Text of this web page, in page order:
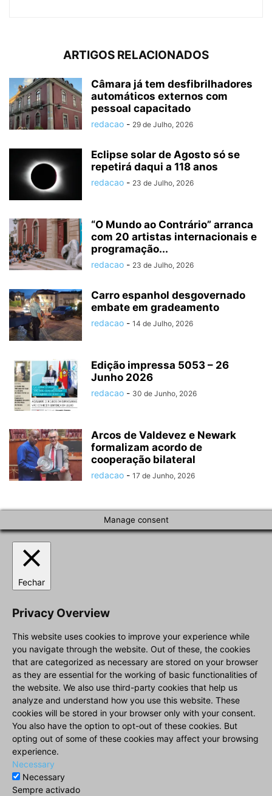
ARTIGOS RELACIONADOS
Câmara já tem desfibrilhadores
automáticos externos com
pessoal capacitado
redacao - 29 de Julho, 2026
Eclipse solar de Agosto só se
repetirá daqui a 118 anos
redacao - 23 de Julho, 2026
“O Mundo ao Contrário” arranca
com 20 artistas internacionais e
programação...
redacao - 23 de Julho, 2026
Carro espanhol desgovernado
embate em gradeamento
redacao - 14 de Julho, 2026
Edição impressa 5053 – 26
Junho 2026
redacao - 30 de Junho, 2026
Arcos de Valdevez e Newark
formalizam acordo de
cooperação bilateral
redacao - 17 de Junho, 2026
Manage consent
Fechar
Privacy Overview
This website uses cookies to improve your experience while
you navigate through the website. Out of these, the cookies
that are categorized as necessary are stored on your browser
as they are essential for the working of basic functionalities of
the website. We also use third-party cookies that help us
analyze and understand how you use this website. These
cookies will be stored in your browser only with your consent.
You also have the option to opt-out of these cookies. But
opting out of some of these cookies may affect your browsing
experience.
Necessary
Necessary
Sempre activado